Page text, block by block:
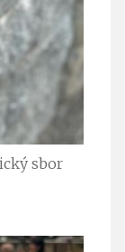
sbor